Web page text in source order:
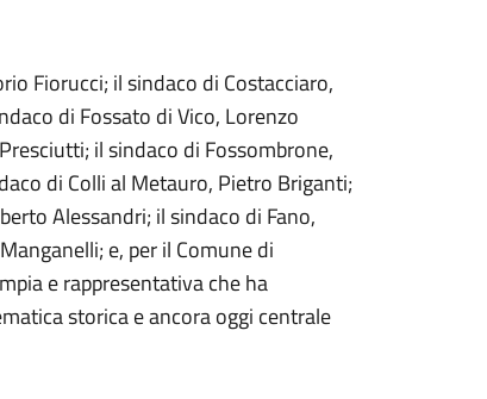
Fiorucci; il sindaco di Costacciaro,
di Fossato di Vico, Lorenzo
il sindaco di Fossombrone,
di Colli al Metauro, Pietro Briganti;
Alessandri; il sindaco di Fano,
e, per il Comune di
e rappresentativa che ha
storica e ancora oggi centrale